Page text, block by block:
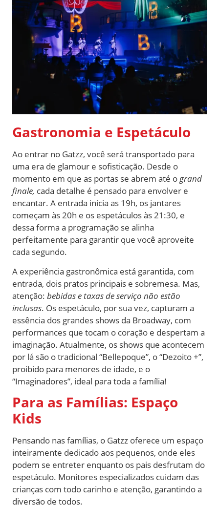
Gastronomia e Espetáculo
Ao entrar no Gatzz, você será transportado para
uma era de glamour e sofisticação. Desde o
momento em que as portas se abrem até ogrand
finale, cada detalhe é pensado para envolver e
encantar. A entrada inicia as 19h, os jantares
começam às 20h e os espetáculos às 21:30, e
dessa forma a programação se alinha
perfeitamente para garantir que você aproveite
cada segundo.
A experiência gastronômica está garantida, com
entrada, dois pratos principais e sobremesa. Mas,
atenção: bebidas e taxas de serviço não estão
inclusas. Os espetáculo, por sua vez, capturam a
essência dos grandes shows da Broadway, com
performances que tocam o coração e despertam a
imaginação. Atualmente, os shows que acontecem
por lá são o tradicional “Bellepoque”, o “Dezoito +”,
proibido para menores de idade, e o
“Imaginadores”, ideal para toda a família!
Para as Famílias: Espaço
Kids
Pensando nas famílias, o Gatzz oferece um espaço
inteiramente dedicado aos pequenos, onde eles
podem se entreter enquanto os pais desfrutam do
espetáculo. Monitores especializados cuidam das
crianças com todo carinho e atenção, garantindo a
diversão de todos.